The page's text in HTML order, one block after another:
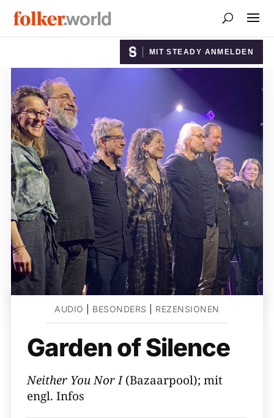
MIT STEADY ANMELDEN
AUDIO BESONDERS REZENSIONEN
Garden of Silence
Neither You Nor I(Bazaarpool); mit
engl. Infos